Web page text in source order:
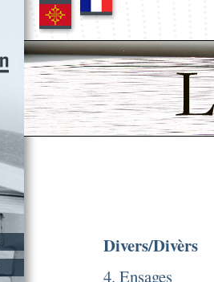
Divers/Divèrs
4. Ensages